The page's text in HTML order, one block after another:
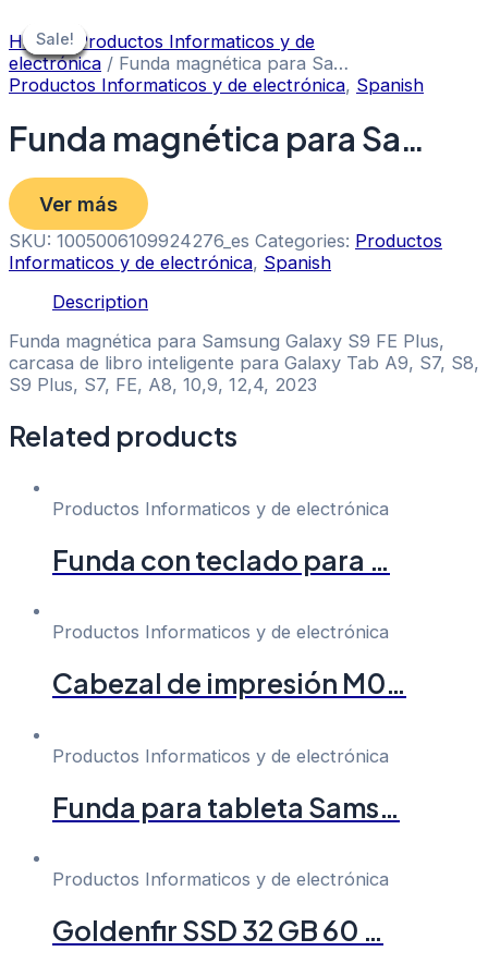
to
content
Sale!
Home/ Productos Informaticos y de
electrónica / Funda magnética para Sa…
Productos Informaticos y de electrónica, Spanish
Funda magnética para Sa…
Ver más
SKU: 1005006109924276_es Categories: Productos
Informaticos y de electrónica, Spanish
Description
Funda magnética para Samsung Galaxy S9 FE Plus,
carcasa de libro inteligente para Galaxy Tab A9, S7, S8,
S9 Plus, S7, FE, A8, 10,9, 12,4, 2023
Related products
Sale!
Sale!
Productos Informaticos y de electrónica
Funda con teclado para …
Productos Informaticos y de electrónica
Cabezal de impresión M0…
Sale!
Sale!
Productos Informaticos y de electrónica
Funda para tableta Sams…
Sale!
Sale!
Productos Informaticos y de electrónica
Goldenfir SSD 32 GB 60 …